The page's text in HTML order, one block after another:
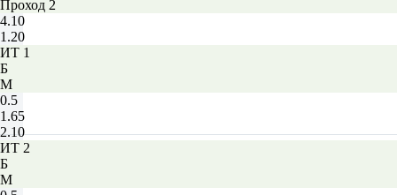
Проход 2
4.10
1.20
ИТ 1
Б
М
0.5
1.65
2.10
ИТ 2
Б
М